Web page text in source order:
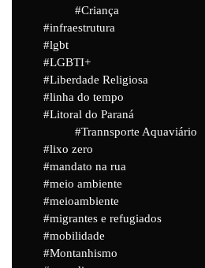
Criança
infraestrutura
lgbt
LGBTI+
Liberdade Religiosa
linha do tempo
Litoral do Paraná
Trannsporte Aquaviário
lixo zero
mandato na rua
meio ambiente
meioambiente
migrantes e refugiados
mobilidade
Montanhismo